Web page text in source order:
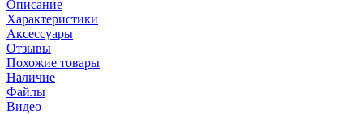
Описание
Характеристики
Аксессуары
Отзывы
Похожие товары
Наличие
Файлы
Видео